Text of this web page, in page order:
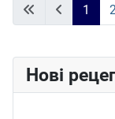
1 2
Нові